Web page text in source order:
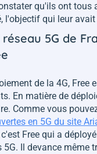
qu'ils ont tous
l'objectif qui leur avait
5G de
de la 4G, Free
En matière de
Comme vous
en 5G du site
Free qui a
5G. Il devance même